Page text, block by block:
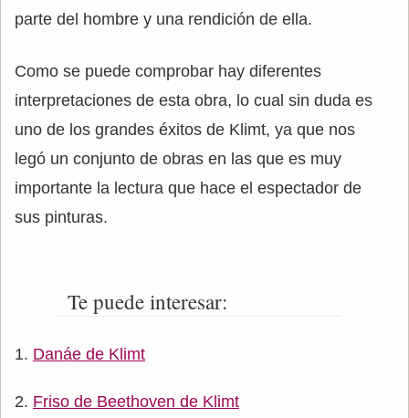
parte del hombre y una rendición de ella.
Como se puede comprobar hay diferentes
interpretaciones de esta obra, lo cual sin duda es
uno de los grandes éxitos de Klimt, ya que nos
legó un conjunto de obras en las que es muy
importante la lectura que hace el espectador de
sus pinturas.
Te puede interesar:
Danáe de Klimt
Friso de Beethoven de Klimt